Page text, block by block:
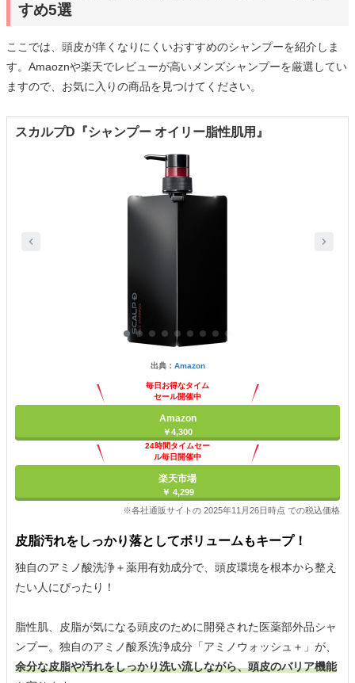
すめ5選
ここでは、頭皮が痒くなりにくいおすすめのシャンプーを紹介しま
す。Amaoznや楽天でレビューが高いメンズシャンプーを厳選してい
ますので、お気に入りの商品を見つけてください。
スカルプD『シャンプー オイリー脂性肌用』
出典： Amazon
毎日お得なタイム
セール開催中
Amazon
￥4,300
24時間タイムセー
ル毎日開催中
楽天市場
￥ 4,299
※各社通販サイトの 2025年11月26日時点 での税込価格
皮脂汚れをしっかり落としてボリュームもキープ！
独自のアミノ酸洗浄＋薬用有効成分で、頭皮環境を根本から整え
たい人にぴったり！
脂性肌、皮脂が気になる頭皮のために開発された医薬部外品シャ
ンプー。独自のアミノ酸系洗浄成分「アミノウォッシュ＋」が、
余分な皮脂や汚れをしっかり洗い流しながら、頭皮のバリア機能